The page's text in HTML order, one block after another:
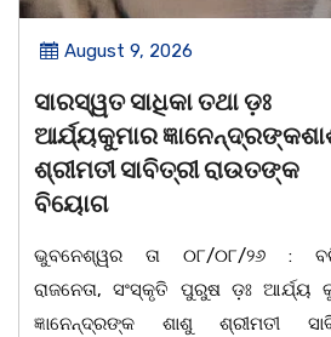
August 8, 2026
ଗାୟକ ଶେଖର ଜଗନ୍ନାଥ
ଗାୟକ ସମ୍ରାଟ ଅଭୟ ଚରଣ
ସ୍ୱାଇଁଙ୍କ ଶ୍ରଦ୍ଧାଞ୍ଚଳୀ ସଭା |
ଚିଲିକା, ୮। ୮:ଖୋର୍ଦ୍ଧା ଜିଲ୍ଲା ବାଣପୁର
ଅନ୍ତର୍ଗତ ନାଚୁଣୀ ଠାରେ ବାଣପୁର
ମଣ୍ଡଳ ପାଲାଗାୟକ ପରିଷଦ ଓ
ଅନୁଷ୍ଠାନର ମିଳିତ ଆନୁକୂଲ୍ୟରେ